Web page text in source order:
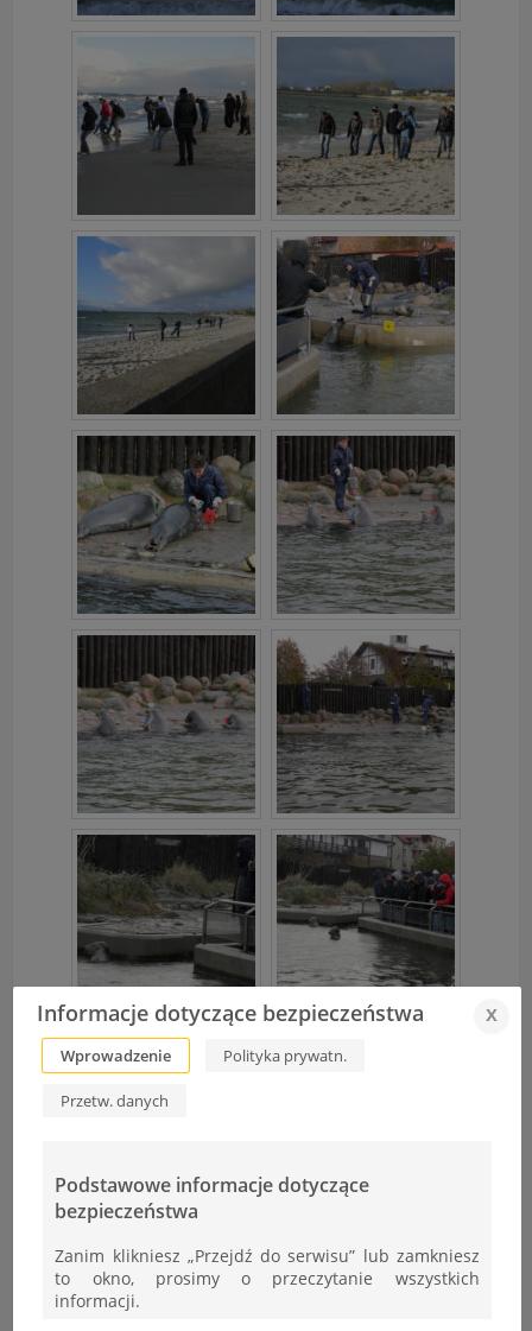
Informacje dotyczące bezpieczeństwa x
Wprowadzenie Polityka prywatn.
Przetw. danych
Podstawowe informacje dotyczące
bezpieczeństwa
Zanim klikniesz „Przejdź do serwisu” lub zamkniesz
to okno, prosimy o przeczytanie wszystkich
informacji.